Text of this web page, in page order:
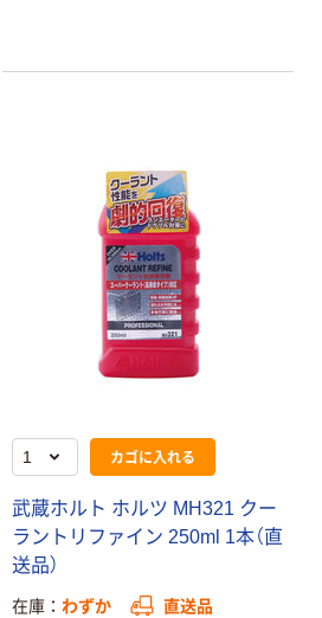
カゴに入れる
武蔵ホルト ホルツ MH321 クー
ラントリファイン 250ml 1本（直
送品）
在庫 わずか 直送品